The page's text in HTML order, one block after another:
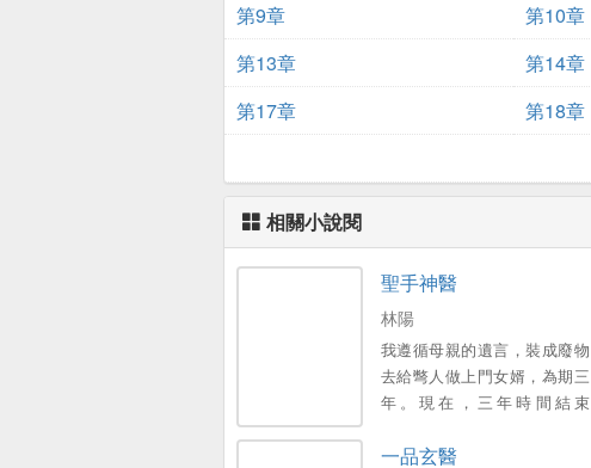
第9章
第10章
第13章
第14章
第17章
第18章
相關小說閱
聖手神醫
林陽
我遵循母親的遺言，裝成廢物
去給彆人做上門女婿，為期三
年。現在，三年時間結束
一品玄醫